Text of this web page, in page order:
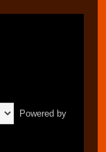
Powered by